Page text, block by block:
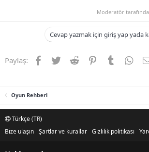
Moderatör
Cevap yazmak için giriş yap yada
Paylaş: Facebook
TwitterReddit PinterestTumblr
Oyun Rehberi
Türkçe (TR)
Bize ulaşın Şartlar ve kurallar Gizlilik politikası